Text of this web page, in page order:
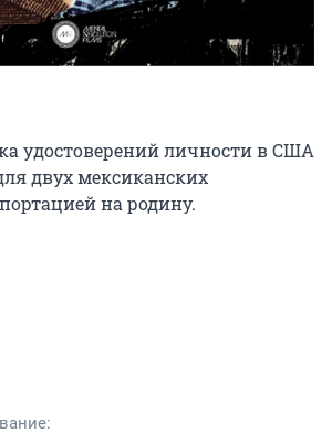
удостоверений личности в США
двух мексиканских
на родину.